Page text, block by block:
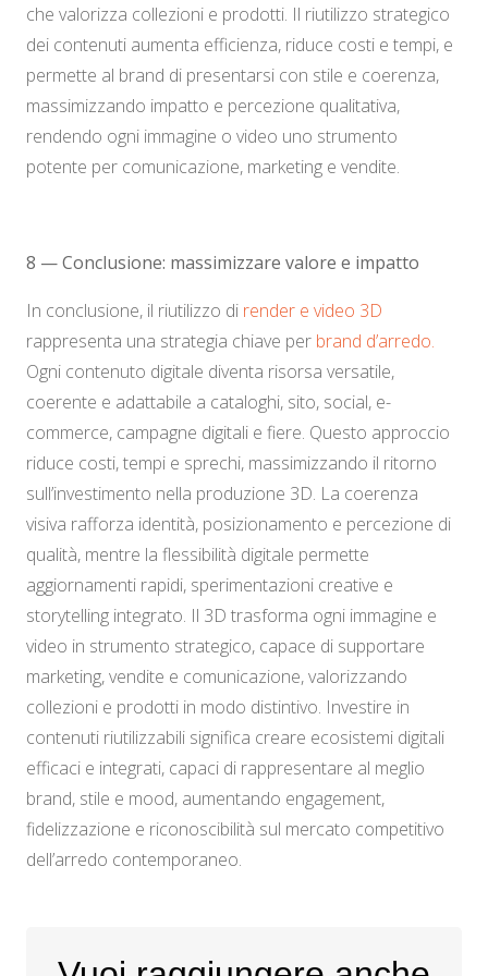
che valorizza collezioni e prodotti. Il riutilizzo strategico
dei contenuti aumenta efficienza, riduce costi e tempi, e
permette al brand di presentarsi con stile e coerenza,
massimizzando impatto e percezione qualitativa,
rendendo ogni immagine o video uno strumento
potente per comunicazione, marketing e vendite.
8 — Conclusione: massimizzare valore e impatto
In conclusione, il riutilizzo di render e video 3D
rappresenta una strategia chiave per brand d’arredo.
Ogni contenuto digitale diventa risorsa versatile,
coerente e adattabile a cataloghi, sito, social, e-
commerce, campagne digitali e fiere. Questo approccio
riduce costi, tempi e sprechi, massimizzando il ritorno
sull’investimento nella produzione 3D. La coerenza
visiva rafforza identità, posizionamento e percezione di
qualità, mentre la flessibilità digitale permette
aggiornamenti rapidi, sperimentazioni creative e
storytelling integrato. Il 3D trasforma ogni immagine e
video in strumento strategico, capace di supportare
marketing, vendite e comunicazione, valorizzando
collezioni e prodotti in modo distintivo. Investire in
contenuti riutilizzabili significa creare ecosistemi digitali
efficaci e integrati, capaci di rappresentare al meglio
brand, stile e mood, aumentando engagement,
fidelizzazione e riconoscibilità sul mercato competitivo
dell’arredo contemporaneo.